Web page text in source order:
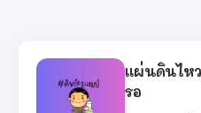
แผ่นดินไหว
รอ